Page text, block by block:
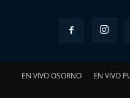
EN VIVO OSORNO EN VIVO